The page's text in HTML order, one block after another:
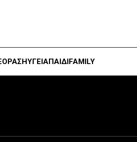
ΥΓΕΊΑΠΑΙΔΙFAMILY